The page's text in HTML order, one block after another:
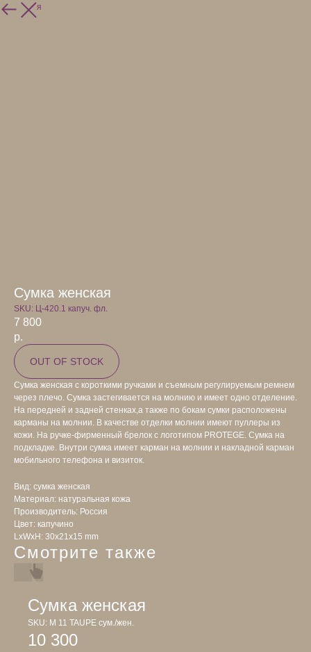
Вернуться
Сумка женская
SKU: Ц-420.1 капуч. фл.
7 800
р.
OUT OF STOCK
Сумка женская с короткими ручками и съемным регулируемым ремнем
через плечо. Сумка застегивается на молнию и имеет одно отделение.
На передней и задней стенках,а также по бокам сумки расположены
карманы на молнии. В качестве отделки молнии имеют пуллеры из
кожи. На ручке-фирменный брелок с логотипом PROTEGE. Сумка на
подкладке. Внутри сумка имеет карман на молнии и накладной карман
мобильного телефона и визиток.
Вид: сумка женская
Материал: натуральная кожа
Производитель: Россия
Цвет: капучино
LxWxH: 30x21x15 mm
Смотрите также
Сумка женская
SKU: М 11 TAUPE сум./жен.
10 300